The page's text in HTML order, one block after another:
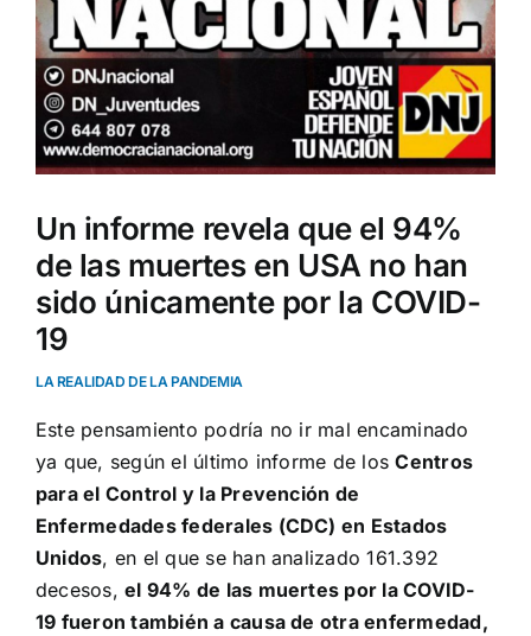
Un informe revela que el 94%
de las muertes en USA no han
sido únicamente por la COVID-
19
LA REALIDAD DE LA PANDEMIA
Este pensamiento podría no ir mal encaminado
ya que, según el último informe de losCentros
para el Control y la Prevención de
Enfermedades federales (CDC) en Estados
Unidos, en el que se han analizado 161.392
decesos,el 94% de las muertes por la COVID-
19 fueron también a causa de otra enfermedad,